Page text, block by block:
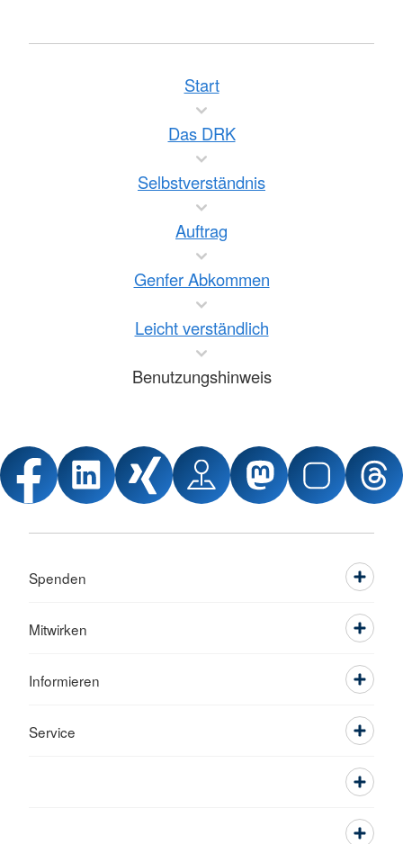
Start
Das DRK
Selbstverständnis
Auftrag
Genfer Abkommen
Leicht verständlich
Benutzungshinweis
Spenden
Mitwirken
Informieren
Service